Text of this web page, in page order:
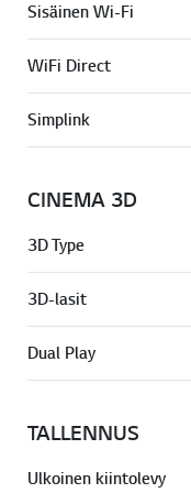
Sisäinen Wi-Fi
WiFi Direct
Simplink
CINEMA 3D
3D Type
3D-lasit
Dual Play
TALLENNUS
Ulkoinen kiintolevy